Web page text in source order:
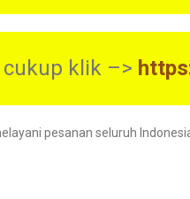
klik –>
pesanan seluruh